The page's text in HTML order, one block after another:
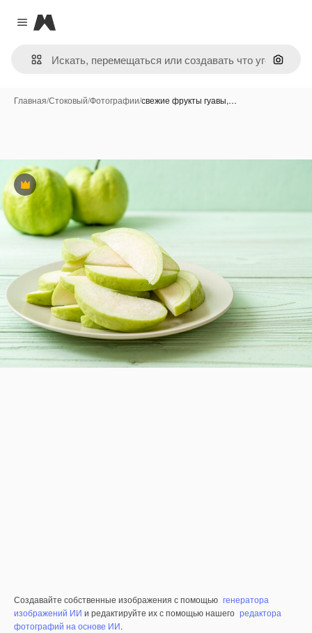
Close menu
Magnific
Поиск
Главная/Стоковый/Фотографии/свежие фрукты гуавы,…
Премиум
Создавайте собственные изображения с помощью генератора
изображений ИИ и редактируйте их с помощью нашего редактора
фотографий на основе ИИ.